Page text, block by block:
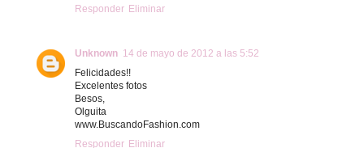
Responder Eliminar
Unknown 14 de mayo de 2012 a las 5:52
Felicidades!!
Excelentes fotos
Besos,
Olguita
www.BuscandoFashion.com
Responder Eliminar